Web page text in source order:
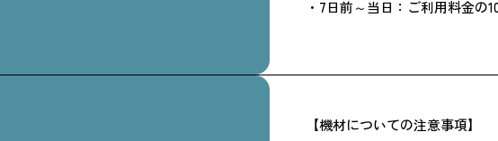
・7日前～当日：ご利用料金の
【機材についての注意事項】